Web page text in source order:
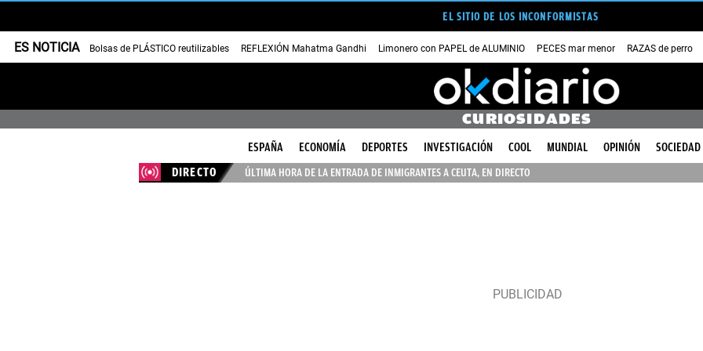
EL SITIO DE LOS INCONFORMISTAS
ES NOTICIA Bolsas de PLÁSTICO reutilizables REFLEXIÓN Mahatma Gandhi Limonero con PAPEL de ALUMINIO PECES mar menor RAZAS de perro
CURIOSIDADES
ESPAÑA ECONOMÍA DEPORTES INVESTIGACIÓN COOL MUNDIAL OPINIÓN SOCIEDAD
DIRECTO
ÚLTIMA HORA DE LA ENTRADA DE INMIGRANTES A CEUTA, EN DIRECTO